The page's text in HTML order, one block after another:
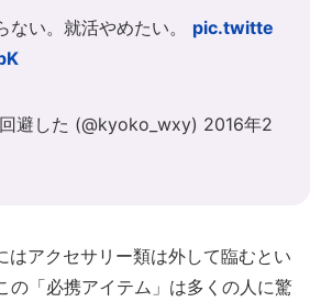
ない。就活やめたい。 pic.twitte
避した (@kyoko_wxy) 2016年2
アクセサリー類は外して臨むとい
の「必携アイテム」は多くの人に驚